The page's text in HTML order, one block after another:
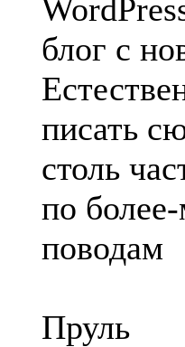
блог с
писать
столь
по
поводам
Пруль